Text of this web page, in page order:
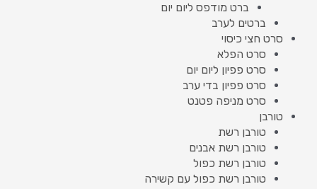
ברט מודפס ליום יום
ברטים לערב
סרט חצי כיסוי
סרט הפלא
סרט פפיון ליום יום
סרט פפיון בדי ערב
סרט מניפה פטנט
טורבן
טורבן רשת
טורבן רשת אבנים
טורבן רשת כפול
טורבן רשת כפול עם קשירה